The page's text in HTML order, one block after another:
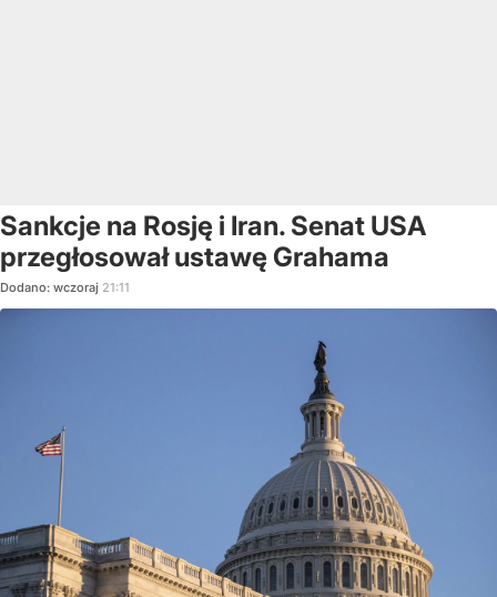
Sankcje na Rosję i Iran. Senat USA
przegłosował ustawę Grahama
Dodano: wczoraj 21:11